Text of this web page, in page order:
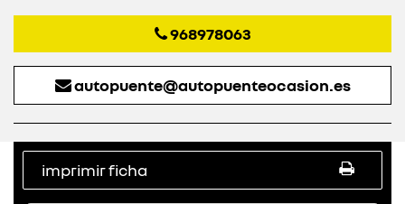
968978063
autopuente@autopuenteocasion.es
imprimir ficha